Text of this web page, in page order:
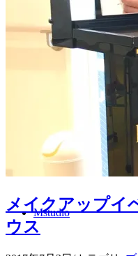
メイクアップ
肌カウンセリング
スタッフ
Mstudio
メイクアップ
ウス